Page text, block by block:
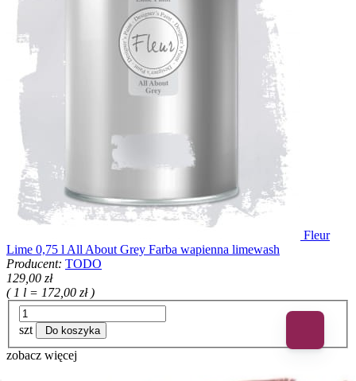
Fleur
Lime 0,75 l All About Grey Farba wapienna limewash
Producent: TODO
129,00 zł
( 1 l = 172,00 zł )
szt Do koszyka
zobacz więcej